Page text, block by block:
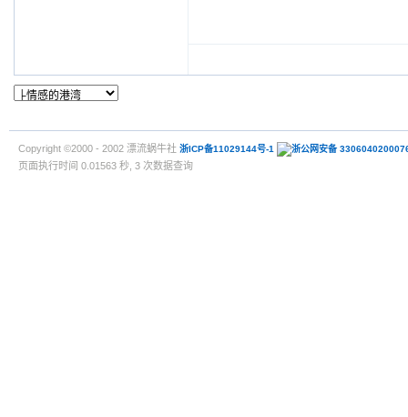
Copyright ©2000 - 2002 漂流蜗牛社 浙ICP备11029144号-1 浙公网安备
页面执行时间 0.01563 秒, 3 次数据查询